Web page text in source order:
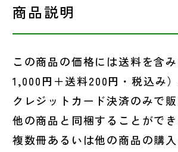
商品説明
この商品の価格には送料を含
1,000円＋送料200円・税込み）
クレジットカード決済のみで販
他の商品と同梱することができ
複数冊あるいは他の商品の購